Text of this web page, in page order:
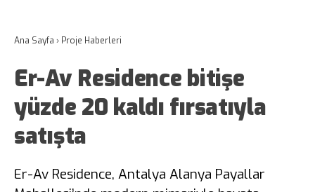
Ana Sayfa › Proje Haberleri
Er-Av Residence bitişe
yüzde 20 kaldı fırsatıyla
satışta
Er-Av Residence, Antalya Alanya Payallar